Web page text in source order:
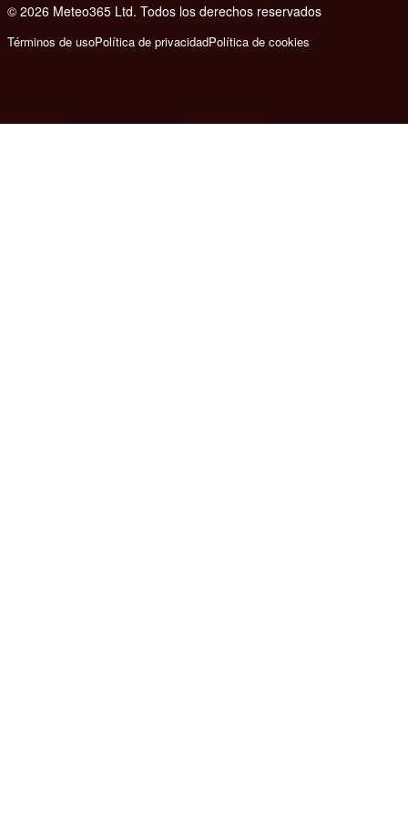
© 2026 Meteo365 Ltd. Todos los derechos reservados
Términos de usoPolítica de privacidadPolítica de cookies